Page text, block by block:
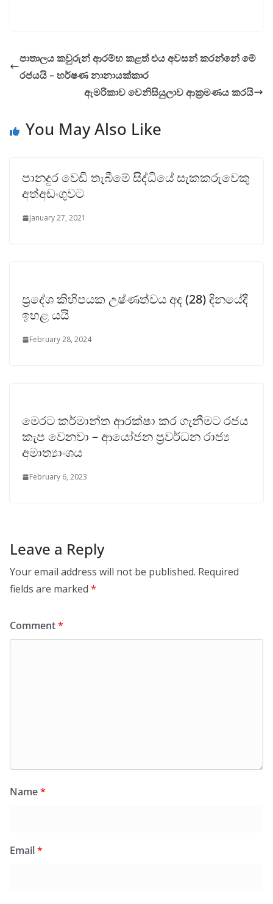
පාතාලය කවුරුන් ආරම්භ කළත් එය අවසන් කරන්නේ මේ
රජයයි – හර්ෂණ නානායක්කාර
ඇමරිකාව වෙනිසියුලාව ආක්‍රමණය කරයි
You May Also Like
පානදුර වෙඩි තැබීමේ සිද්ධියේ සැකකරුවෙකු
අත්අඩංගුවට
January 27, 2021
ප්‍රදේශ කිහිපයක උෂ්ණත්වය අද (28) දිනයේදී
ඉහළ යයි
February 28, 2024
මෙරට කර්මාන්ත ආරක්ෂා කර ගැනීමට රජය
කැප වෙනවා – ආයෝජන ප්‍රවර්ධන රාජ්‍ය
අමාත්‍යාංශය
February 6, 2023
Leave a Reply
Your email address will not be published. Required
fields are marked *
Comment*
Name*
Email*